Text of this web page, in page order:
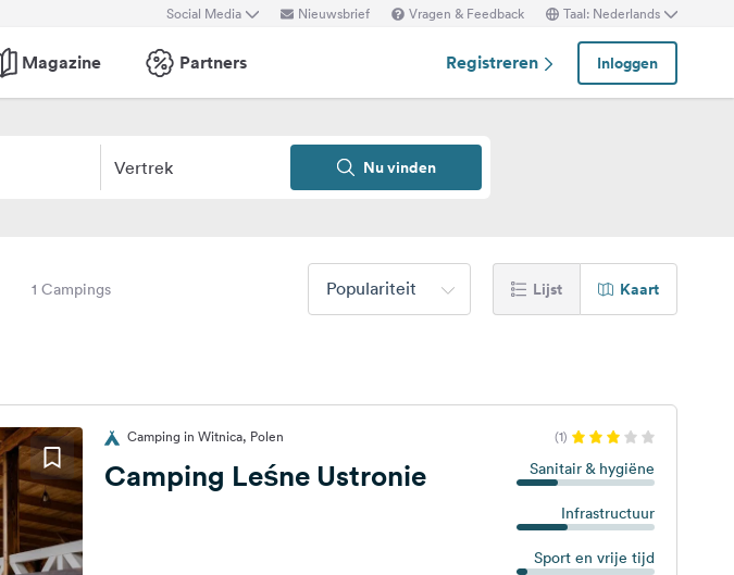
Social Media Nieuwsbrief Vragen & Feedback Taal: Nederlands
Magazine Partners Registreren Inloggen
Vertrek Nu vinden
1 Campings Populariteit Lijst Kaart
Camping in Witnica, Polen (1)
Camping Leśne Ustronie Sanitair & hygiëne
Infrastructuur
Sport en vrije tijd